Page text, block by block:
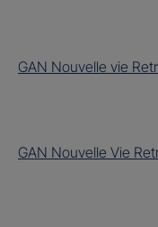
GAN Nouvelle vie
GAN Nouvelle Vie